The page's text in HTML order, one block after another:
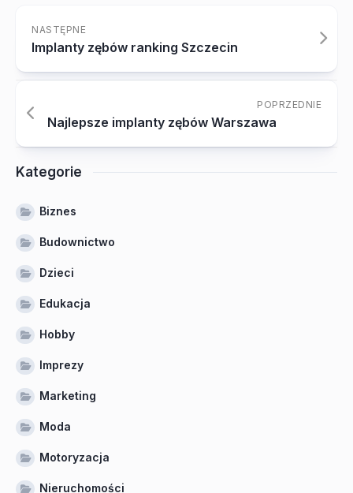
NASTĘPNE
Implanty zębów ranking Szczecin
POPRZEDNIE
Najlepsze implanty zębów Warszawa
Kategorie
Biznes
Budownictwo
Dzieci
Edukacja
Hobby
Imprezy
Marketing
Moda
Motoryzacja
Nieruchomości